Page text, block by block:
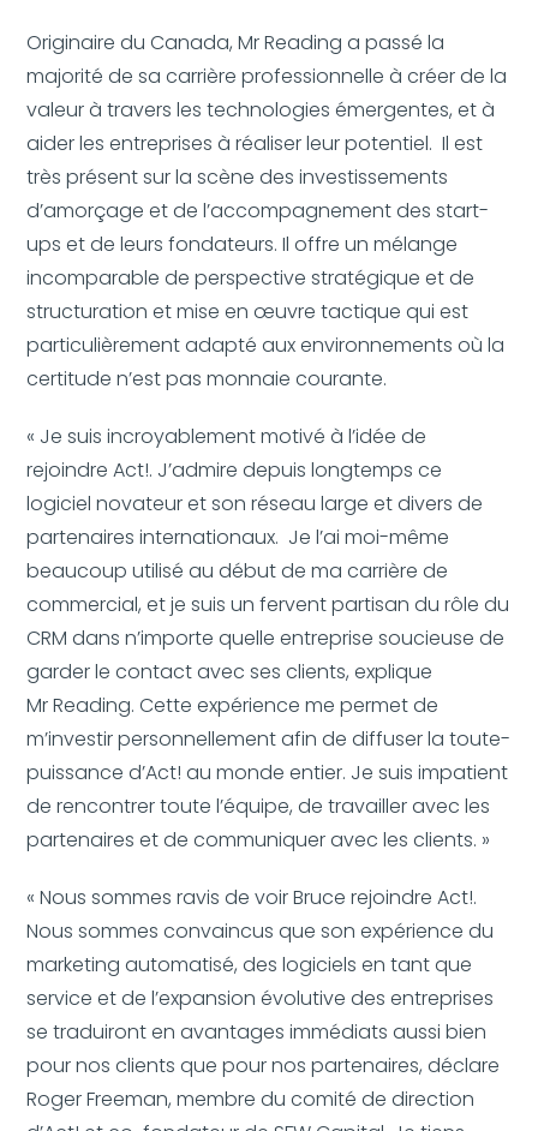
Originaire du Canada, Mr Reading a passé la
majorité de sa carrière professionnelle à créer de la
valeur à travers les technologies émergentes, et à
aider les entreprises à réaliser leur potentiel. Il est
très présent sur la scène des investissements
d’amorçage et de l’accompagnement des start-
ups et de leurs fondateurs. Il offre un mélange
incomparable de perspective stratégique et de
structuration et mise en œuvre tactique qui est
particulièrement adapté aux environnements où la
certitude n’est pas monnaie courante.
« Je suis incroyablement motivé à l’idée de
rejoindre Act!. J’admire depuis longtemps ce
logiciel novateur et son réseau large et divers de
partenaires internationaux. Je l’ai moi-même
beaucoup utilisé au début de ma carrière de
commercial, et je suis un fervent partisan du rôle du
CRM dans n’importe quelle entreprise soucieuse de
garder le contact avec ses clients, explique
Mr Reading. Cette expérience me permet de
m’investir personnellement afin de diffuser la toute-
puissance d’Act! au monde entier. Je suis impatient
de rencontrer toute l’équipe, de travailler avec les
partenaires et de communiquer avec les clients. »
« Nous sommes ravis de voir Bruce rejoindre Act!.
Nous sommes convaincus que son expérience du
marketing automatisé, des logiciels en tant que
service et de l’expansion évolutive des entreprises
se traduiront en avantages immédiats aussi bien
pour nos clients que pour nos partenaires, déclare
Roger Freeman, membre du comité de direction